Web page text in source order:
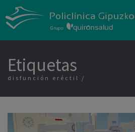
Etiquetas
disfunción eréctil